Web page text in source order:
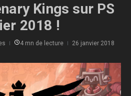
Kings sur PS
2018 !
4 mn de lecture 26 janvier 2018